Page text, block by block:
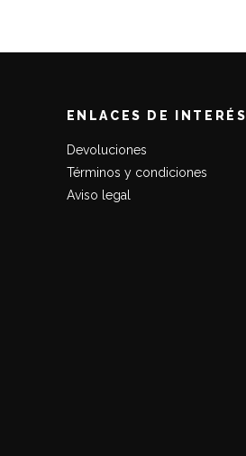
ENLACES DE INTERÉS
Devoluciones
Términos y condiciones
Aviso legal